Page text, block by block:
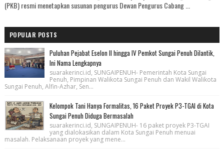
(PKB) resmi menetapkan susunan pengurus Dewan Pengurus Cabang ...
POPULAR POSTS
Puluhan Pejabat Eselon II hingga IV Pemkot Sungai Penuh Dilantik,
Ini Nama Lengkapnya
suarakerinci.id, SUNGAIPENUH- Pemerintah Kota Sungai
Penuh, Pimpinan Walikota Sungai Penuh dan Wakil Walikota
Sungai Penuh, Alfin-Azhar, Sen...
Kelompok Tani Hanya Formalitas, 16 Paket Proyek P3-TGAI di Kota
Sungai Penuh Diduga Bermasalah
suarakerinci.id, SUNGAIPENUH- 16 paket proyek P3-TGAI
yang dialokasikan dalam Kota Sungai Penuh menuai
masalah. Pelaksanaan proyek yang mene...